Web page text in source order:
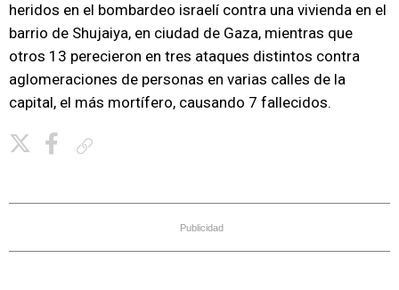
heridos en el bombardeo israelí contra una vivienda en el
barrio de Shujaiya, en ciudad de Gaza, mientras que
otros 13 perecieron en tres ataques distintos contra
aglomeraciones de personas en varias calles de la
capital, el más mortífero, causando 7 fallecidos.
Publicidad